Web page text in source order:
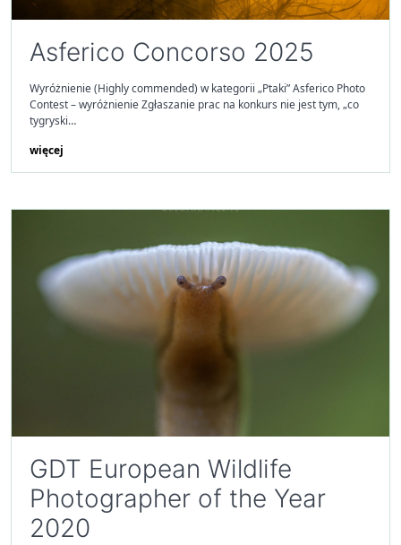
Asferico Concorso 2025
Wyróżnienie (Highly commended) w kategorii „Ptaki” Asferico Photo
Contest – wyróżnienie Zgłaszanie prac na konkurs nie jest tym, „co
tygryski…
więcej
GDT European Wildlife
Photographer of the Year
2020